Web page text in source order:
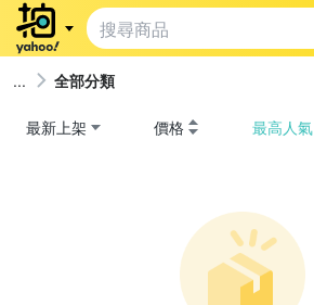
全部分類
最新上架 價格 最高人氣